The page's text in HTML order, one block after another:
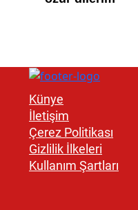
Künye
İletişim
Çerez Politikası
Gizlilik İlkeleri
Kullanım Şartları